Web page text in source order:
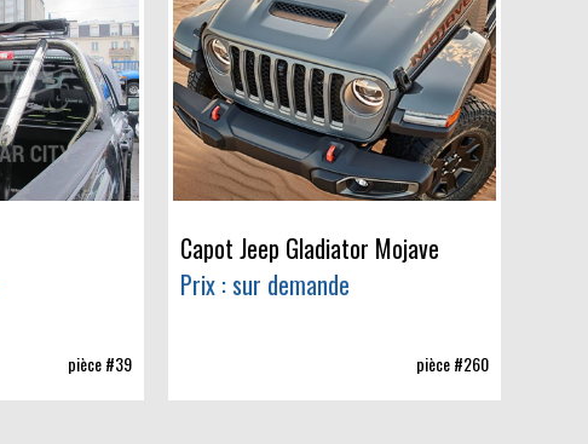
pièce #39
Capot Jeep Gladiator Mojave
Prix : sur demande
pièce #260